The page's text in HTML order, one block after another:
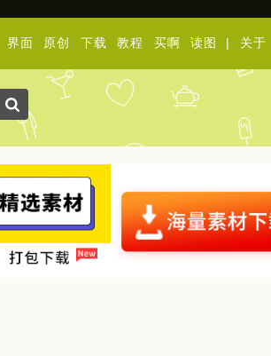
界面 原创 下载 教程 买啊 读图 | 关于